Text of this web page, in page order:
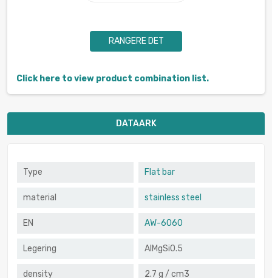
RANGERE DET
Click here to view product combination list.
DATAARK
Type Flat bar
material stainless steel
EN AW-6060
Legering AlMgSi0.5
density 2.7 g / cm3